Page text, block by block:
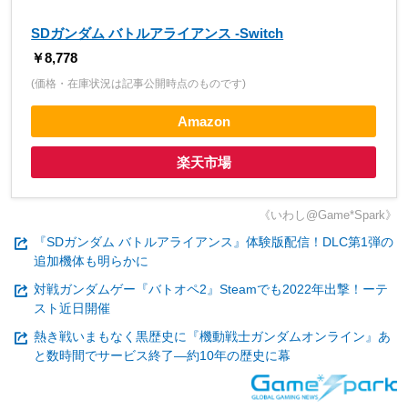
SDガンダム バトルアライアンス -Switch
￥8,778
(価格・在庫状況は記事公開時点のものです)
Amazon
楽天市場
《いわし@Game*Spark》
『SDガンダム バトルアライアンス』体験版配信！DLC第1弾の
追加機体も明らかに
対戦ガンダムゲー『バトオペ2』Steamでも2022年出撃！ーテ
スト近日開催
熱き戦いまもなく黒歴史に『機動戦士ガンダムオンライン』あ
と数時間でサービス終了―約10年の歴史に幕